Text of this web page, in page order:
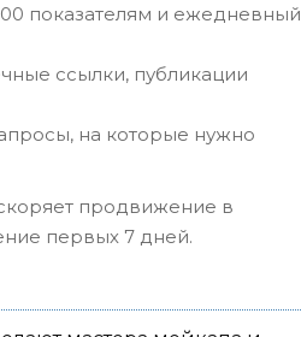
показателям и ежедневный
ссылки, публикации
на которые нужно
продвижение в
первых 7 дней.